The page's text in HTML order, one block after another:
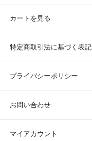
カートを見る
特定商取引法に基づく表記
プライバシーポリシー
お問い合わせ
マイアカウント